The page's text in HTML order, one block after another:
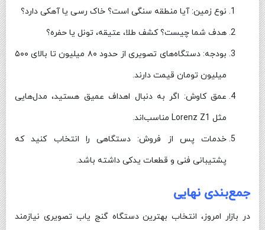
نوع زمین: آیا منطقه سنگی است؟ خاک رسی یا آهکی دارد؟
هدف شما چیست؟ کشف طلا، عتیقه، تونل یا حفره؟
بودجه: دستگاه‌های تصویری از حدود ۸۰ میلیون تا بالای ۵۰۰
میلیون تومان قیمت دارند.
عمق کاوش: اگر به دنبال اهداف عمیق هستید، مدل‌هایی
مثل Lorenz Z1 مناسب‌اند.
خدمات پس از فروش: دستگاهی را انتخاب کنید که
پشتیبانی فنی و قطعات یدکی داشته باشد.
جمع‌بندی نهایی
در بازار امروز، انتخاب بهترین دستگاه گنج یاب تصویری نیازمند